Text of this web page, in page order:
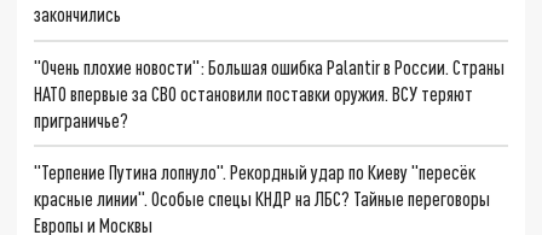
закончились
"Очень плохие новости": Большая ошибка Palantir в России. Страны
НАТО впервые за СВО остановили поставки оружия. ВСУ теряют
приграничье?
"Терпение Путина лопнуло". Рекордный удар по Киеву "пересёк
красные линии". Особые спецы КНДР на ЛБС? Тайные переговоры
Европы и Москвы